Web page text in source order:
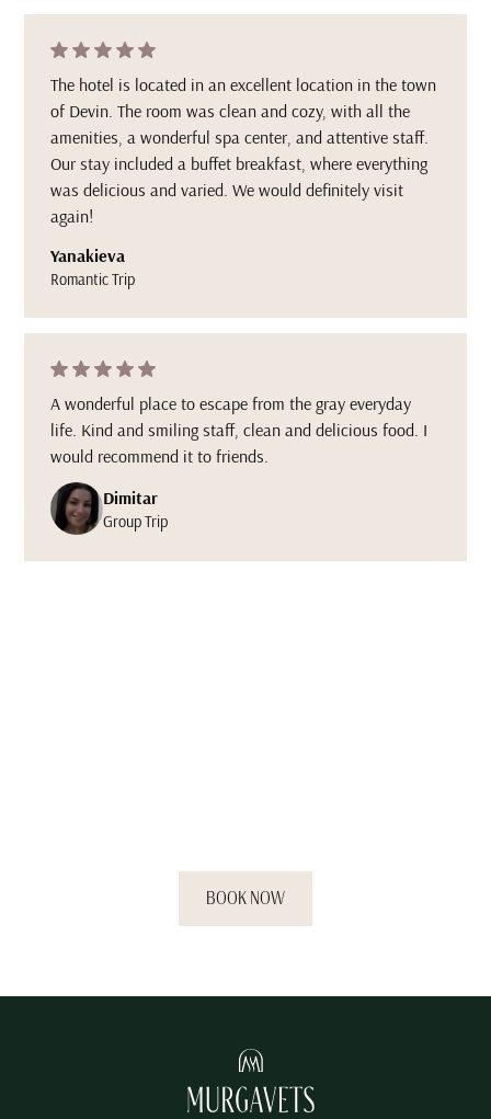
The hotel is located in an excellent location in the town
of Devin. The room was clean and cozy, with all the
amenities, a wonderful spa center, and attentive staff.
Our stay included a buffet breakfast, where everything
was delicious and varied. We would definitely visit
again!
Yanakieva
Romantic Trip
A wonderful place to escape from the gray everyday
life. Kind and smiling staff, clean and delicious food. I
would recommend it to friends.
Dimitar
Group Trip
BOOK NOW